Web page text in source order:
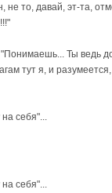
то, давай, эт-та,
Ты ведь
тут я, и
себя"...
на себя"...